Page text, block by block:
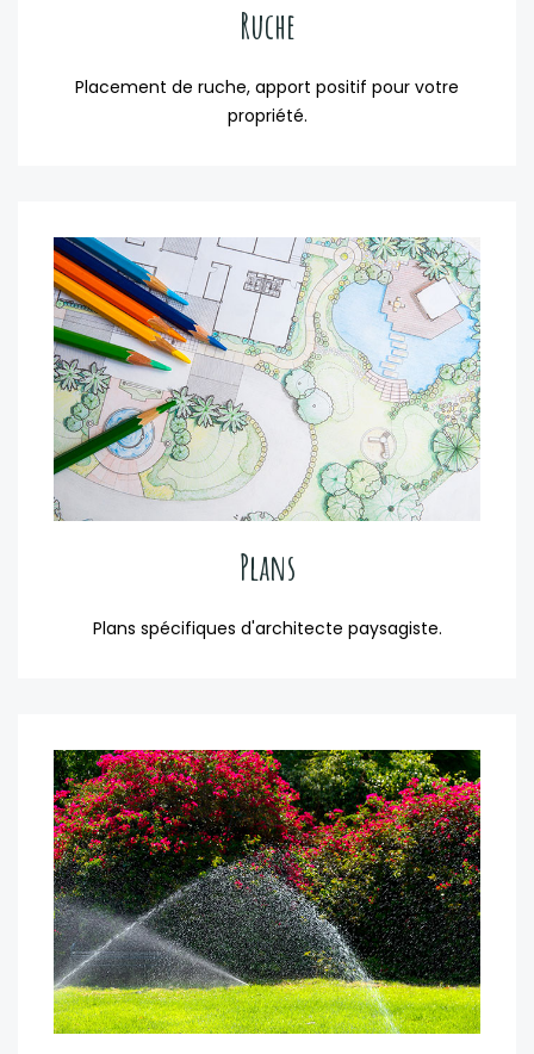
Ruche
Placement de ruche, apport positif pour votre
propriété.
Plans
Plans spécifiques d'architecte paysagiste.